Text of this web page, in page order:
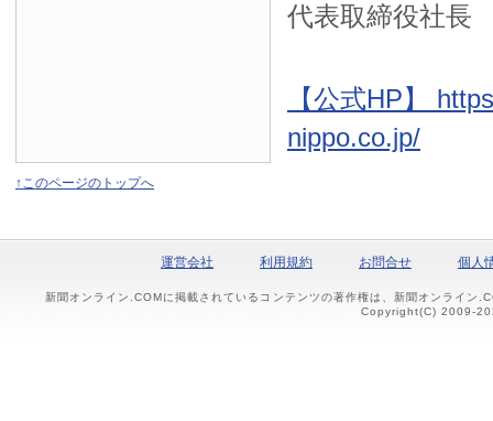
代表取締役社
【公式HP】
nippo.co.jp/
↑このページのトップへ
運営会社 利用規約 お問合せ 個人
新聞オンライン.COMに掲載されているコンテンツの著作権は、新聞オンライン
Copyright(C) 2009-